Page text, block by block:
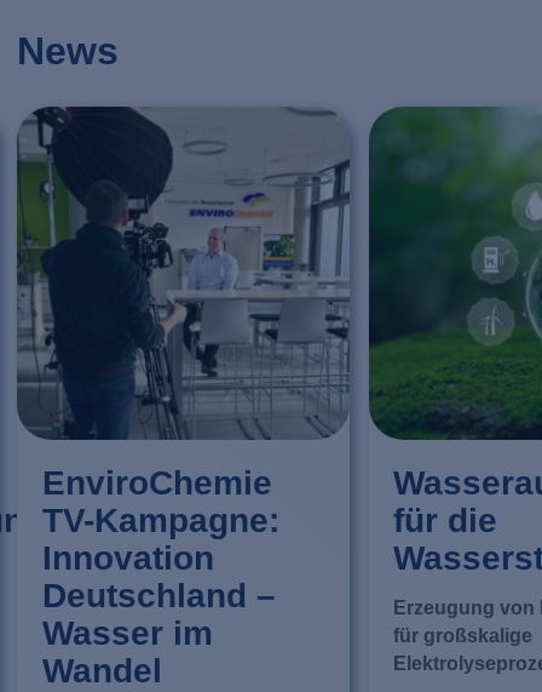
News
EnviroChemie
TV-Kampagne:
Innovation
Deutschland –
Wasser im
Wandel
für die
Erzeugung von
für großskalige